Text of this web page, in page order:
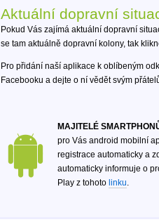
Aktuální dopravní
Pokud Vás zajímá aktuální dopravní
se tam aktuálně dopravní kolony, tak
Pro přidání naší aplikace k oblíbeným
Facebooku a dejte o ní vědět svým
MAJITELÉ
pro Vás android mobilní
registrace automaticky a
automaticky informuje o
Play z tohoto linku.